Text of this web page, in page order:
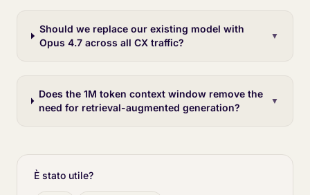
Should we replace our existing model with
Opus 4.7 across all CX traffic?
▼
Does the 1M token context window remove the
need for retrieval-augmented generation?
▼
È stato utile?